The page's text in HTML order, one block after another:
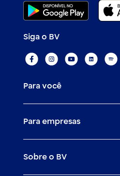
Siga o BV
Para você
Para empresas
Sobre o BV